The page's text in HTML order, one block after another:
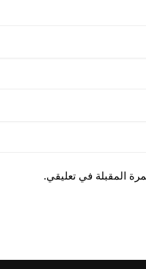
المقبلة في تعليقي.